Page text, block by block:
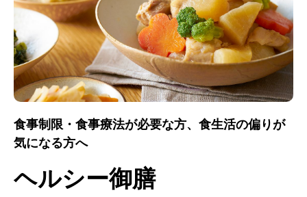
食事制限・食事療法が必要な方、食生活の偏りが
気になる方へ
ヘルシー御膳